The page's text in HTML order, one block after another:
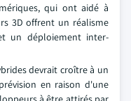
qui ont aidé à
3D offrent un réalisme
un déploiement inter-
devrait croître à un
en raison d'une